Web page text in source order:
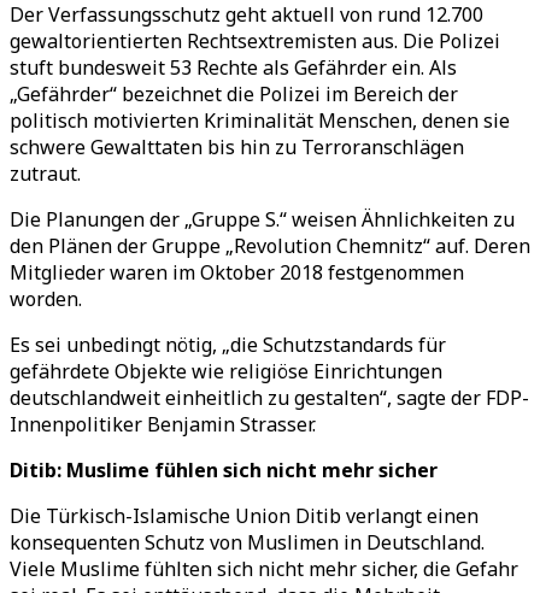
Der Verfassungsschutz geht aktuell von rund 12.700
gewaltorientierten Rechtsextremisten aus. Die Polizei
stuft bundesweit 53 Rechte als Gefährder ein. Als
„Gefährder“ bezeichnet die Polizei im Bereich der
politisch motivierten Kriminalität Menschen, denen sie
schwere Gewalttaten bis hin zu Terroranschlägen
zutraut.
Die Planungen der „Gruppe S.“ weisen Ähnlichkeiten zu
den Plänen der Gruppe „Revolution Chemnitz“ auf. Deren
Mitglieder waren im Oktober 2018 festgenommen
worden.
Es sei unbedingt nötig, „die Schutzstandards für
gefährdete Objekte wie religiöse Einrichtungen
deutschlandweit einheitlich zu gestalten“, sagte der FDP-
Innenpolitiker Benjamin Strasser.
Ditib: Muslime fühlen sich nicht mehr sicher
Die Türkisch-Islamische Union Ditib verlangt einen
konsequenten Schutz von Muslimen in Deutschland.
Viele Muslime fühlten sich nicht mehr sicher, die Gefahr